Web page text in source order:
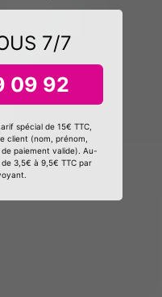
7/7
09 92
spécial de 15€ TTC,
client (nom, prénom,
paiement valide). Au-
3,5€ à 9,5€ TTC par